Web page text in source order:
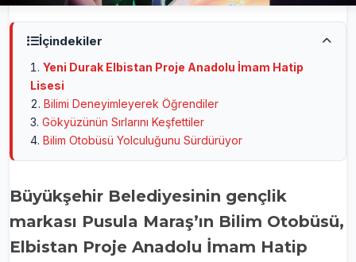
İçindekiler
Yeni Durak Elbistan Proje Anadolu İmam Hatip
Lisesi
Bilimi Deneyimleyerek Öğrendiler
Gökyüzünün Sırlarını Keşfettiler
Bilim Otobüsü Yolculuğunu Sürdürüyor
Büyükşehir Belediyesinin gençlik
markası Pusula Maraş’ın Bilim Otobüsü,
Elbistan Proje Anadolu İmam Hatip